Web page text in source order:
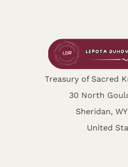
Treasury of Sacred
30 North
Sheridan,
United